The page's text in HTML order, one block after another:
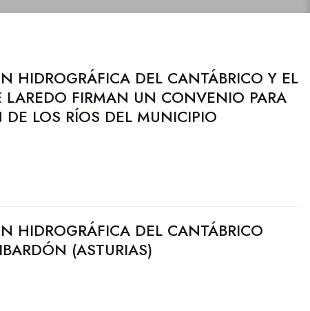
HIDROGRÁFICA DEL CANTÁBRICO Y EL
LAREDO FIRMAN UN CONVENIO PARA
LOS RÍOS DEL MUNICIPIO
HIDROGRÁFICA DEL CANTÁBRICO
(ASTURIAS)